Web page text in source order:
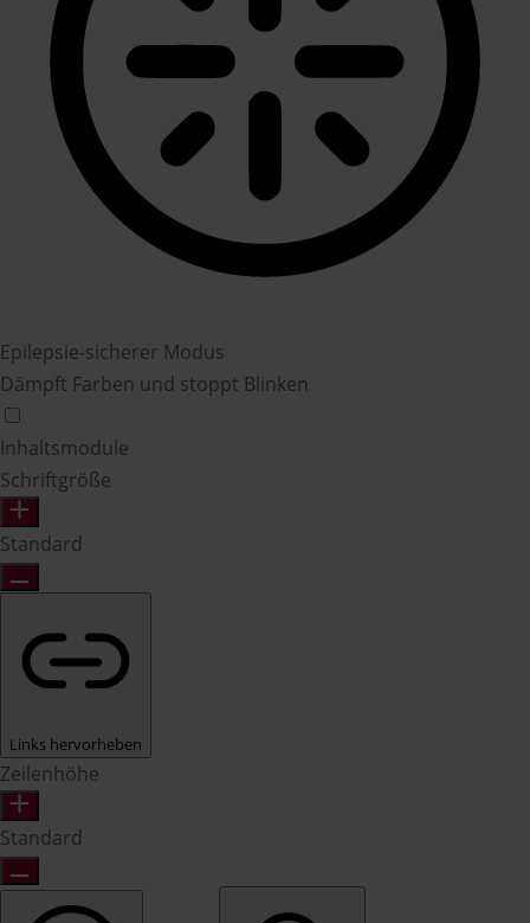
Epilepsie-sicherer Modus
Dämpft Farben und stoppt Blinken
Inhaltsmodule
Schriftgröße
Standard
Links hervorheben
Zeilenhöhe
Standard